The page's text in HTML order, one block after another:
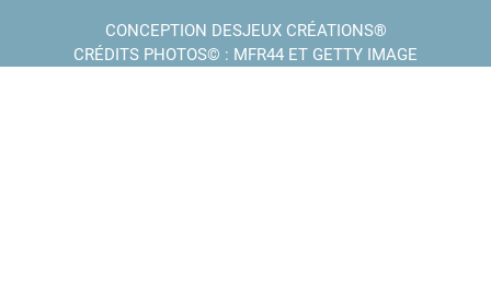
CONCEPTION DESJEUX CRÉATIONS®
CRÉDITS PHOTOS© : MFR44 ET GETTY IMAGE